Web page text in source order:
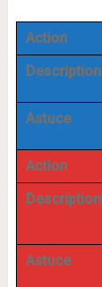
Action
Description
Astuce
Action
Description
Astuce